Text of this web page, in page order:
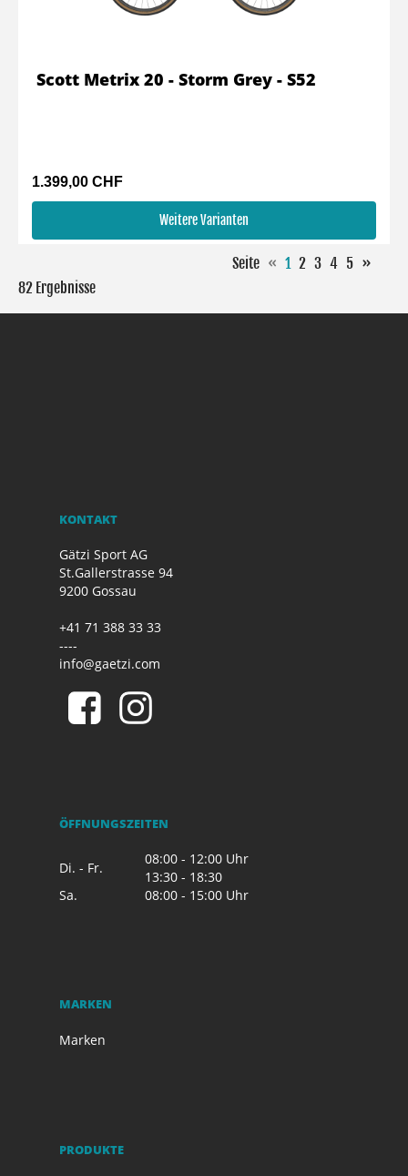
1.399,00 CHF
Weitere Varianten
Scott Metrix 20 - Storm Grey - S52
Seite « 1 2 3 4 5 »
82 Ergebnisse
KONTAKT
Gätzi Sport AG
St.Gallerstrasse 94
9200 Gossau
+41 71 388 33 33
----
info@gaetzi.com
ÖFFNUNGSZEITEN
Di. - Fr.
08:00 - 12:00 Uhr
13:30 - 18:30
Sa.
08:00 - 15:00 Uhr
MARKEN
Marken
PRODUKTE